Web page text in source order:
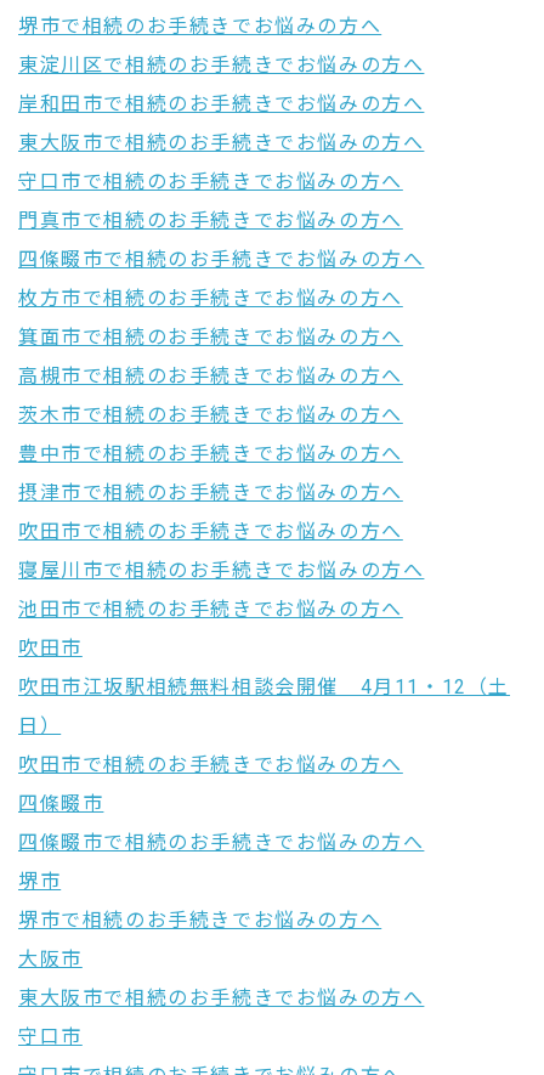
堺市で相続のお手続きでお悩みの方へ
東淀川区で相続のお手続きでお悩みの方へ
岸和田市で相続のお手続きでお悩みの方へ
東大阪市で相続のお手続きでお悩みの方へ
守口市で相続のお手続きでお悩みの方へ
門真市で相続のお手続きでお悩みの方へ
四條畷市で相続のお手続きでお悩みの方へ
枚方市で相続のお手続きでお悩みの方へ
箕面市で相続のお手続きでお悩みの方へ
高槻市で相続のお手続きでお悩みの方へ
茨木市で相続のお手続きでお悩みの方へ
豊中市で相続のお手続きでお悩みの方へ
摂津市で相続のお手続きでお悩みの方へ
吹田市で相続のお手続きでお悩みの方へ
寝屋川市で相続のお手続きでお悩みの方へ
池田市で相続のお手続きでお悩みの方へ
吹田市
吹田市江坂駅相続無料相談会開催 4月11・12（土
日）
吹田市で相続のお手続きでお悩みの方へ
四條畷市
四條畷市で相続のお手続きでお悩みの方へ
堺市
堺市で相続のお手続きでお悩みの方へ
大阪市
東大阪市で相続のお手続きでお悩みの方へ
守口市